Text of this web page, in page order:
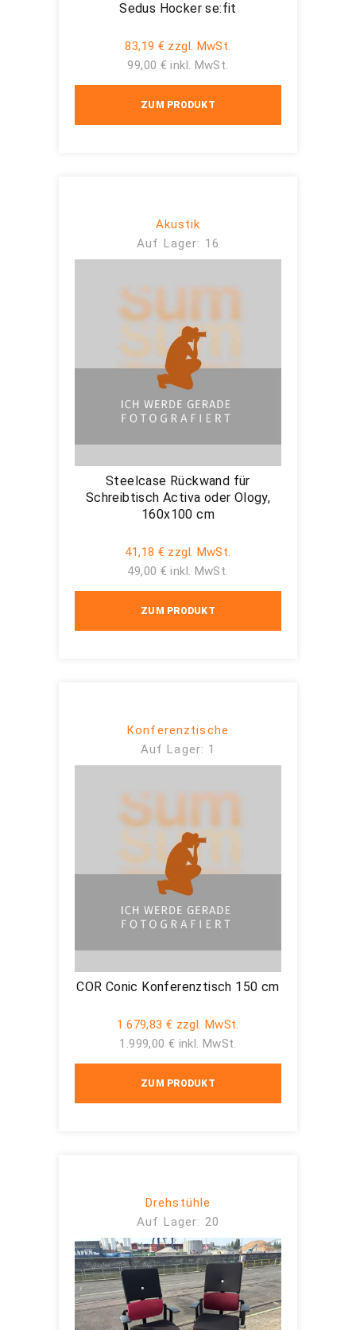
Sedus Hocker se:fit
83,19 € zzgl. MwSt.
99,00 € inkl. MwSt.
ZUM PRODUKT
Akustik
Auf Lager: 16
Steelcase Rückwand für
Schreibtisch Activa oder Ology,
160x100 cm
41,18 € zzgl. MwSt.
49,00 € inkl. MwSt.
ZUM PRODUKT
Konferenztische
Auf Lager: 1
COR Conic Konferenztisch 150 cm
1.679,83 € zzgl. MwSt.
1.999,00 € inkl. MwSt.
ZUM PRODUKT
Drehstühle
Auf Lager: 20